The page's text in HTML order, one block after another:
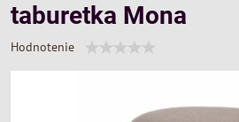
taburetka Mona
Hodnotenie